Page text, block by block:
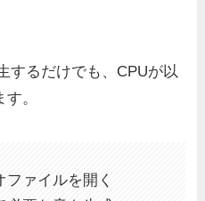
するだけでも、CPUが以
。
ァイルを開く